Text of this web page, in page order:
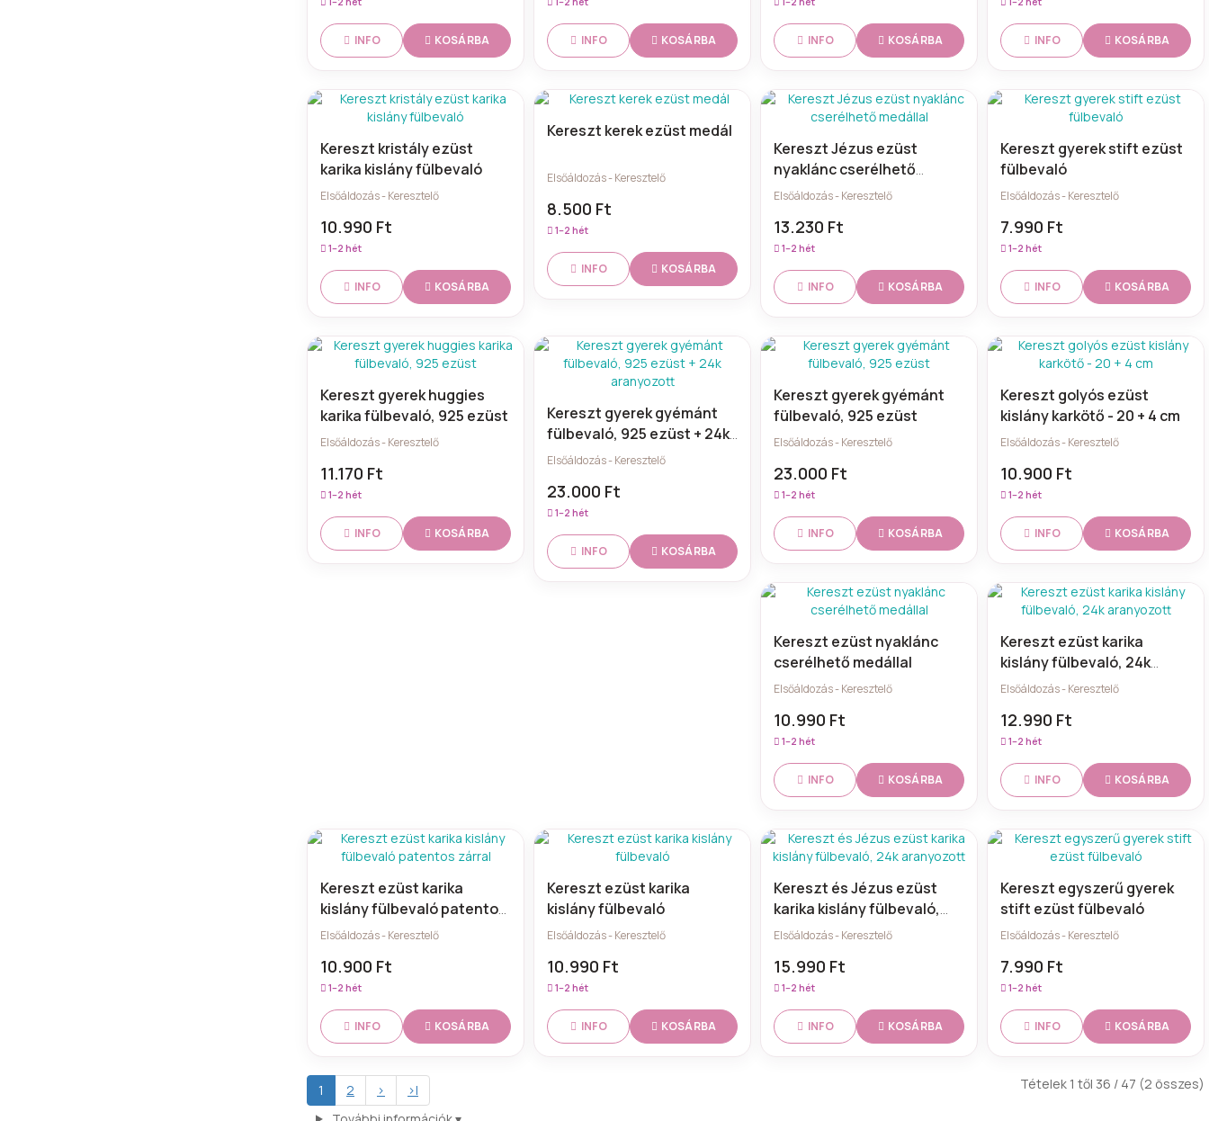
INFO KOSÁRBA INFO KOSÁRBA INFO KOSÁRBA INFO KOSÁRBA
Kereszt kristály ezüst
karika kislány fülbevaló
Elsőáldozás - Keresztelő
10.990 Ft
1–2 hét
INFO KOSÁRBA
Kereszt kerek ezüst medál
Elsőáldozás - Keresztelő
8.500 Ft
1–2 hét
INFO KOSÁRBA
Kereszt Jézus ezüst
nyaklánc cserélhető
medállal
Elsőáldozás - Keresztelő
13.230 Ft
1–2 hét
INFO KOSÁRBA
Kereszt gyerek stift ezüst
fülbevaló
Elsőáldozás - Keresztelő
7.990 Ft
1–2 hét
INFO KOSÁRBA
Kereszt gyerek huggies
karika fülbevaló, 925 ezüst
Elsőáldozás - Keresztelő
11.170 Ft
1–2 hét
INFO KOSÁRBA
Kereszt gyerek gyémánt
fülbevaló, 925 ezüst + 24k
aranyozott
Elsőáldozás - Keresztelő
23.000 Ft
1–2 hét
INFO KOSÁRBA
Kereszt gyerek gyémánt
fülbevaló, 925 ezüst
Elsőáldozás - Keresztelő
23.000 Ft
1–2 hét
INFO KOSÁRBA
Kereszt golyós ezüst
kislány karkötő - 20 + 4 cm
Elsőáldozás - Keresztelő
10.900 Ft
1–2 hét
INFO KOSÁRBA
Kereszt ezüst nyaklánc
cserélhető medállal
Elsőáldozás - Keresztelő
10.990 Ft
1–2 hét
INFO KOSÁRBA
Kereszt ezüst karika
kislány fülbevaló, 24k
aranyozott
Elsőáldozás - Keresztelő
12.990 Ft
1–2 hét
INFO KOSÁRBA
Kereszt ezüst karika
kislány fülbevaló patentos
zárral
Elsőáldozás - Keresztelő
10.900 Ft
1–2 hét
INFO KOSÁRBA
Kereszt ezüst karika
kislány fülbevaló
Elsőáldozás - Keresztelő
10.990 Ft
1–2 hét
INFO KOSÁRBA
Kereszt és Jézus ezüst
karika kislány fülbevaló,
24k aranyozott
Elsőáldozás - Keresztelő
15.990 Ft
1–2 hét
INFO KOSÁRBA
Kereszt egyszerű gyerek
stift ezüst fülbevaló
Elsőáldozás - Keresztelő
7.990 Ft
1–2 hét
INFO KOSÁRBA
1 2 > >| Tételek 1 től 36 / 47 (2 összes)